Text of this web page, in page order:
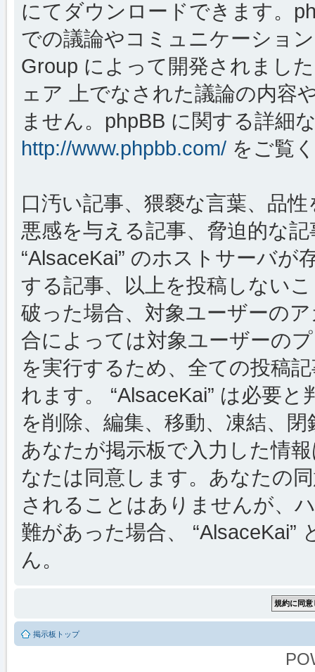
にてダウンロードできます。
での議論やコミュニケーショ
Group によって開発されまし
ェア 上でなされた議論の内容
ません。phpBB に関する詳細
http://www.phpbb.com/ をご覧
口汚い記事、猥褻な言葉、品
悪感を与える記事、脅迫的な
“AlsaceKai” のホストサーバが
する記事、以上を投稿しない
破った場合、対象ユーザーの
合によっては対象ユーザーの
を実行するため、全ての投稿
れます。 “AlsaceKai” は必要
を削除、編集、移動、凍結、
あなたが掲示板で入力した情
なたは同意します。あなたの
されることはありませんが、
難があった場合、 “AlsaceKai”
ん。
掲示板トップ